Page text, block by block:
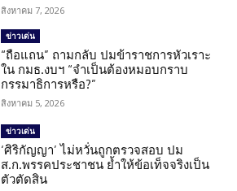
สิงหาคม 7, 2026
ข่าวเด่น
“ถือแถน” ถามกลับ ปมข้าราชการหัวเราะ
ใน กมธ.งบฯ “จำเป็นต้องหมอบกราบ
กรรมาธิการหรือ?”
สิงหาคม 5, 2026
ข่าวเด่น
‘ศิริกัญญา’ ไม่หวั่นถูกตรวจสอบ ปม
ส.ก.พรรคประชาชน ย้ำให้ข้อเท็จจริงเป็น
ตัวตัดสิน